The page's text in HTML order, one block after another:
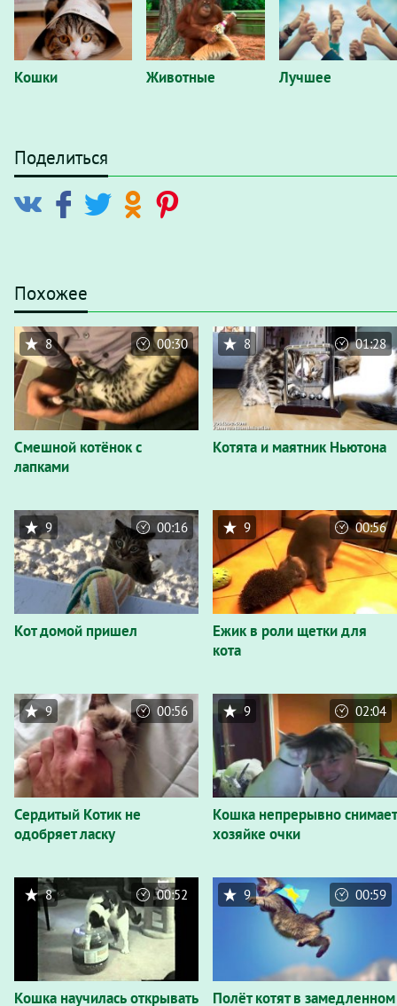
Кошки Животные Лучшее
Поделиться
Похожее
Смешной котёнок с
лапками
8 00:30
Котята и маятник Ньютона
8 01:28
Кот домой пришел
9 00:16
Ежик в роли щетки для
кота
9 00:56
Сердитый Котик не
одобряет ласку
9 00:56
Кошка непрерывно снимает
хозяйке очки
9 02:04
Кошка научилась открывать
8 00:52
Полёт котят в замедленном
9 00:59